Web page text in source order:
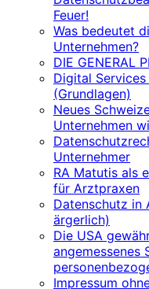
Feuer!
Was bedeutet
Unternehmen?
DIE GENERAL
Digital
(Grundlagen)
Neues
Unternehmen
Unternehmer
RA Matutis als
für Arztpraxen
Datenschutz in
ärgerlich)
Die USA
angemessenes
Impressum